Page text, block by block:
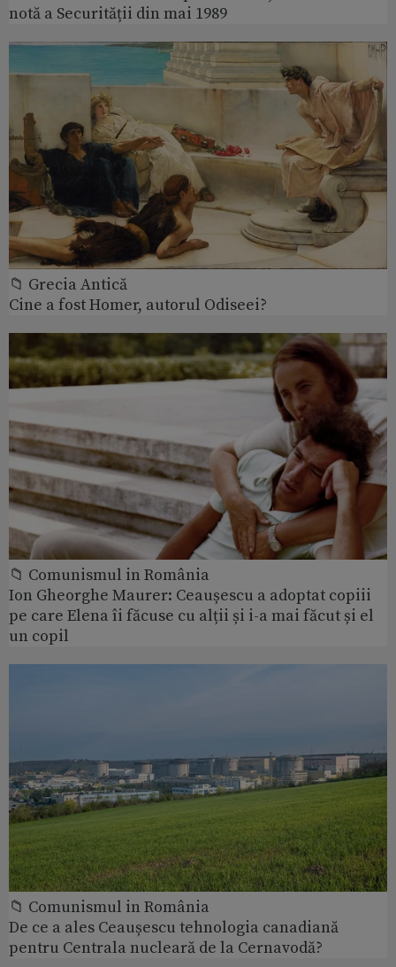
notă a Securității din mai 1989
📁 Grecia Antică
Cine a fost Homer, autorul Odiseei?
📁 Comunismul in România
Ion Gheorghe Maurer: Ceaușescu a adoptat copiii
pe care Elena îi făcuse cu alții și i-a mai făcut și el
un copil
📁 Comunismul in România
De ce a ales Ceaușescu tehnologia canadiană
pentru Centrala nucleară de la Cernavodă?